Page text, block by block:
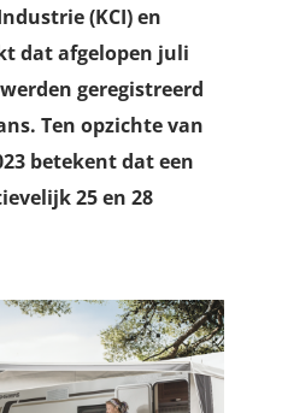
(KCI) en
dat afgelopen juli
geregistreerd
Ten opzichte van
betekent dat een
25 en 28